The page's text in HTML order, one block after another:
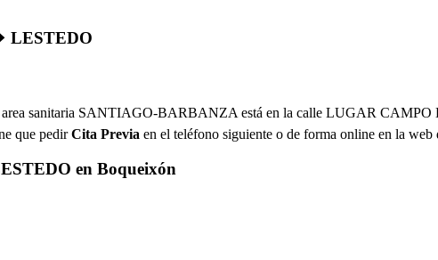
LESTEDO
area sanitaria SANTIAGO-BARBANZA está en la calle LUGAR
que pedirCita Previa en el teléfono siguiente o de forma online en la web
en Boqueixón